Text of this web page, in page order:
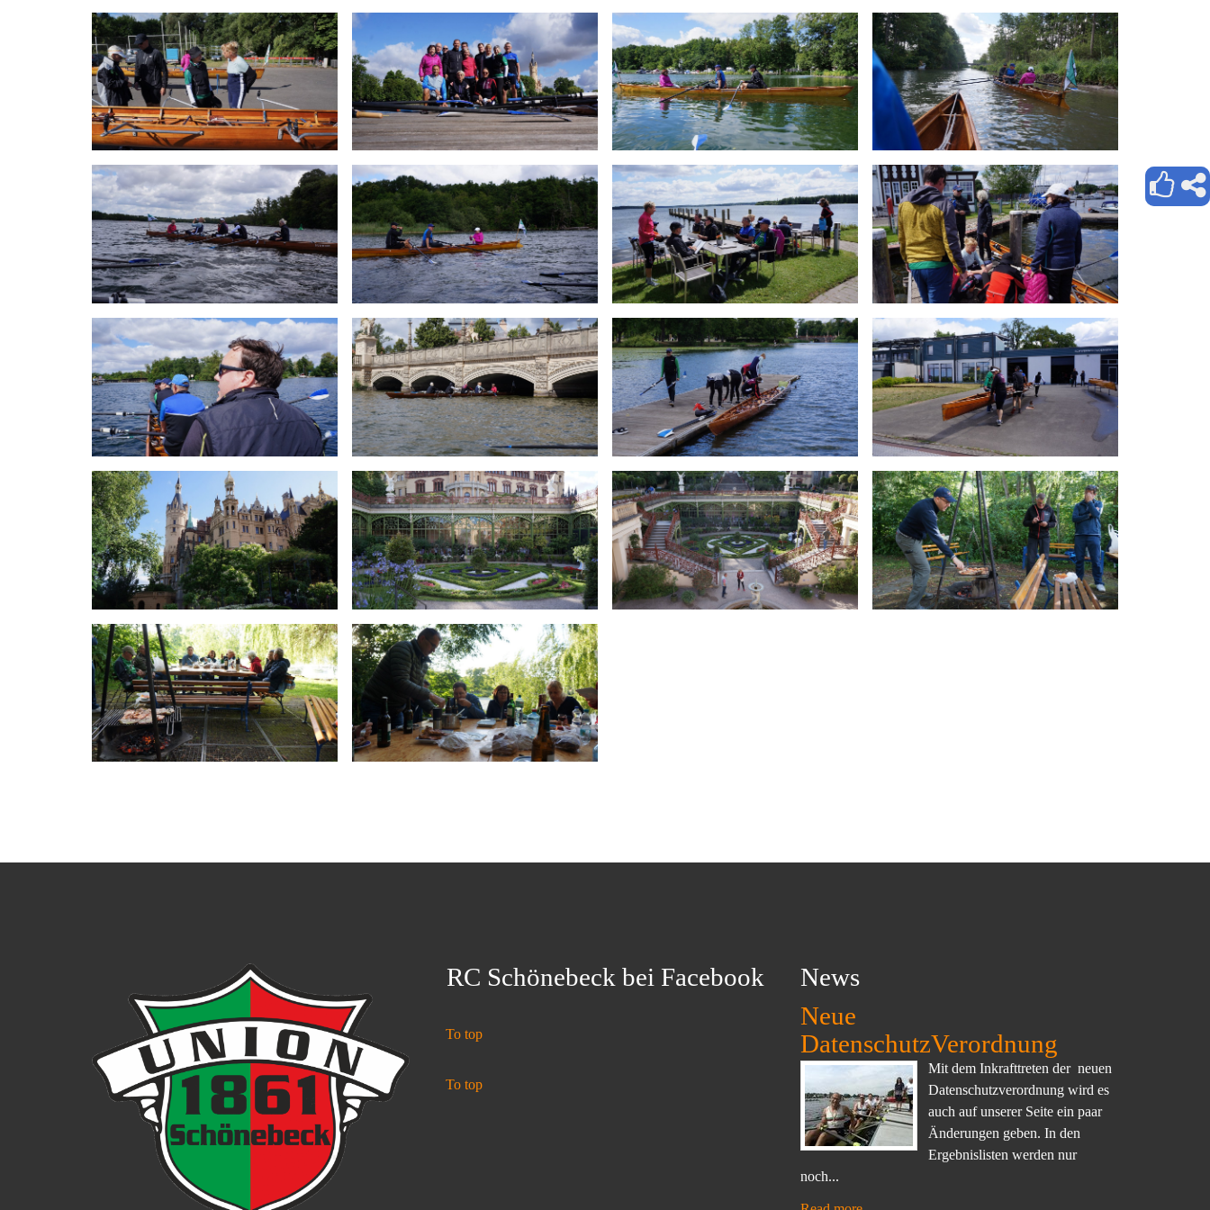
RC Schönebeck bei Facebook
To top
To top
News
Neue
DatenschutzVerordnung
Mit dem Inkrafttreten der neuen
Datenschutzverordnung wird es
auch auf unserer Seite ein paar
Änderungen geben. In den
Ergebnislisten werden nur
noch...